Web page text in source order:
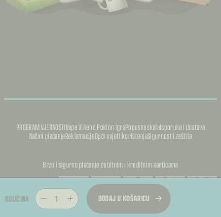
KOLIČINA DODAJ U KOŠARICU
PROGRAM VJERNOSTIVape Vikend Poklon IgraPopusna skalaIsporuka i dostava
Načini plaćanjaReklamacijeOpći uvjeti korištenjaSigurnost i zaštita
Brzo i sigurno plaćanje debitnim i kreditnim karticama